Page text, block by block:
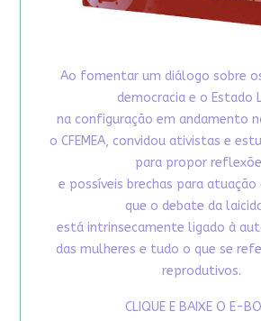
Ao fomentar um diálogo sobre
democracia e o Estado
na configuração em andamento
o CFEMEA, convidou ativistas e
para propor
e possíveis brechas para
que o debate da
está intrinsecamente ligado à
das mulheres e tudo o que se
reprodutivos.
CLIQUE E BAIXE O E-